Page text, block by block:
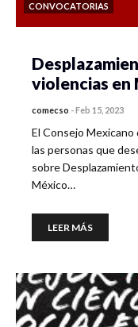
CONVOCATORIAS
violencias en
comecso -Feb 15, 2023
El Consejo Mexicano
las personas que
sobre
México…
LEER MÁS